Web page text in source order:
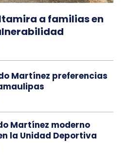
a familias en
Martínez preferencias
Martínez moderno
la Unidad Deportiva